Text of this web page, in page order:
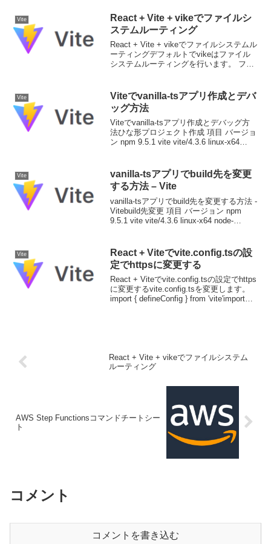
Vite
React + Vite + vikeでファイルシ
ステムルーティング
React + Vite + vikeでファイルシステムル
ーティングデフォルトでvikeはファイル
システムルーティングを行います。 ファ
src/pages/logi...
Vite
Viteでvanilla-tsアプリ作成とデバ
ッグ方法
Viteでvanilla-tsアプリ作成とデバッグ方
法ひな形プロジェクト作成 項目 バージョ
ン npm 9.5.1 vite vite/4.3.6 linux-x64
Vite
vanilla-tsアプリでbuild先を変更
する方法 – Vite
vanilla-tsアプリでbuild先を変更する方法 -
Vitebuild先変更 項目 バージョン npm
9.5.1 vite vite/4.3.6 linux-x64 node-
Vite
React + Viteでvite.config.tsの設
定でhttpsに変更する
React + Viteでvite.config.tsの設定でhttps
に変更するvite.config.tsを変更します。
import { defineConfig } from 'vite'import
React + Vite + vikeでファイルシステム
ルーティング
AWS Step Functionsコマンドチートシー
ト
コメント
コメントを書き込む